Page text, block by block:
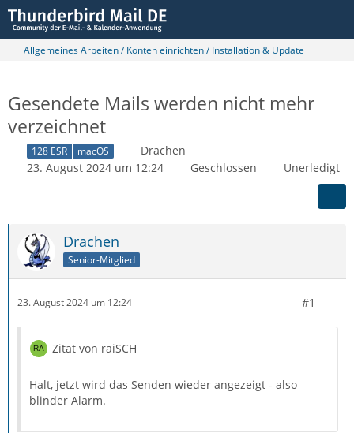
Allgemeines Arbeiten / Konten einrichten / Installation & Update
Gesendete Mails werden nicht mehr
verzeichnet
128 ESR macOS
Drachen
23. August 2024 um 12:24
Geschlossen Unerledigt
Drachen
Senior-Mitglied
23. August 2024 um 12:24 #1
Zitat von raiSCH
Halt, jetzt wird das Senden wieder angezeigt - also
blinder Alarm.